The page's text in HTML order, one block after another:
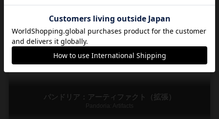
4 35 0 39
パンドリア：アーティファクト（拡張）
Pandoria: Artifacts